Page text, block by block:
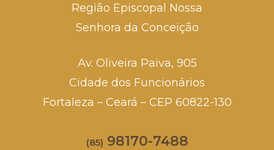
Região Episcopal Nossa
Senhora da Conceição
Av. Oliveira Paiva, 905
Cidade dos Funcionários
Fortaleza – Ceará – CEP 60822-130
(85) 98170-7488